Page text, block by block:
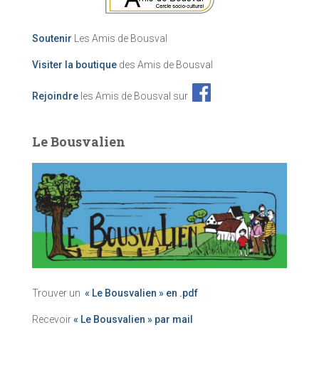
Soutenir Les Amis de Bousval
Visiter la boutique des Amis de Bousval
Rejoindre les Amis de Bousval sur
Le Bousvalien
Trouver un « Le Bousvalien » en .pdf
Recevoir« Le Bousvalien » par mail